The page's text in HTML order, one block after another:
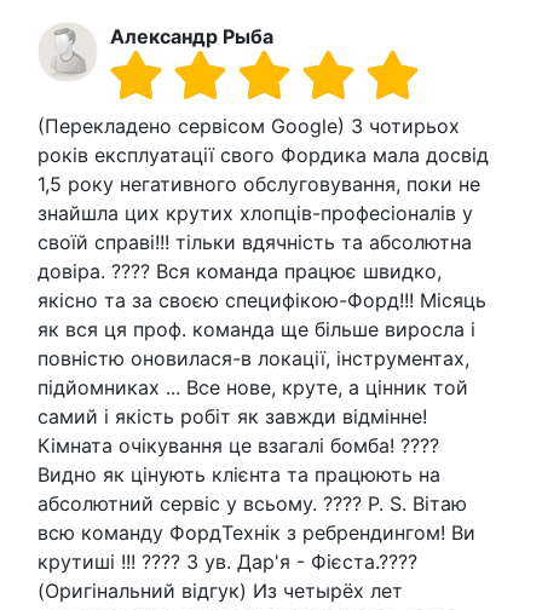
Александр Рыба
(Перекладено сервісом Google) З чотирьох
років експлуатації свого Фордика мала досвід
1,5 року негативного обслуговування, поки не
знайшла цих крутих хлопців-професіоналів у
своїй справі!!! тільки вдячність та абсолютна
довіра. ???? Вся команда працює швидко,
якісно та за своєю специфікою-Форд!!! Місяць
як вся ця проф. команда ще більше виросла і
повністю оновилася-в локації, інструментах,
підйомниках ... Все нове, круте, а цінник той
самий і якість робіт як завжди відмінне!
Кімната очікування це взагалі бомба! ????
Видно як цінують клієнта та працюють на
абсолютний сервіс у всьому. ???? P. S. Вітаю
всю команду ФордТехнік з ребрендингом! Ви
крутиші !!! ???? З ув. Дар'я - Фієста.????
(Оригінальний відгук) Из четырёх лет